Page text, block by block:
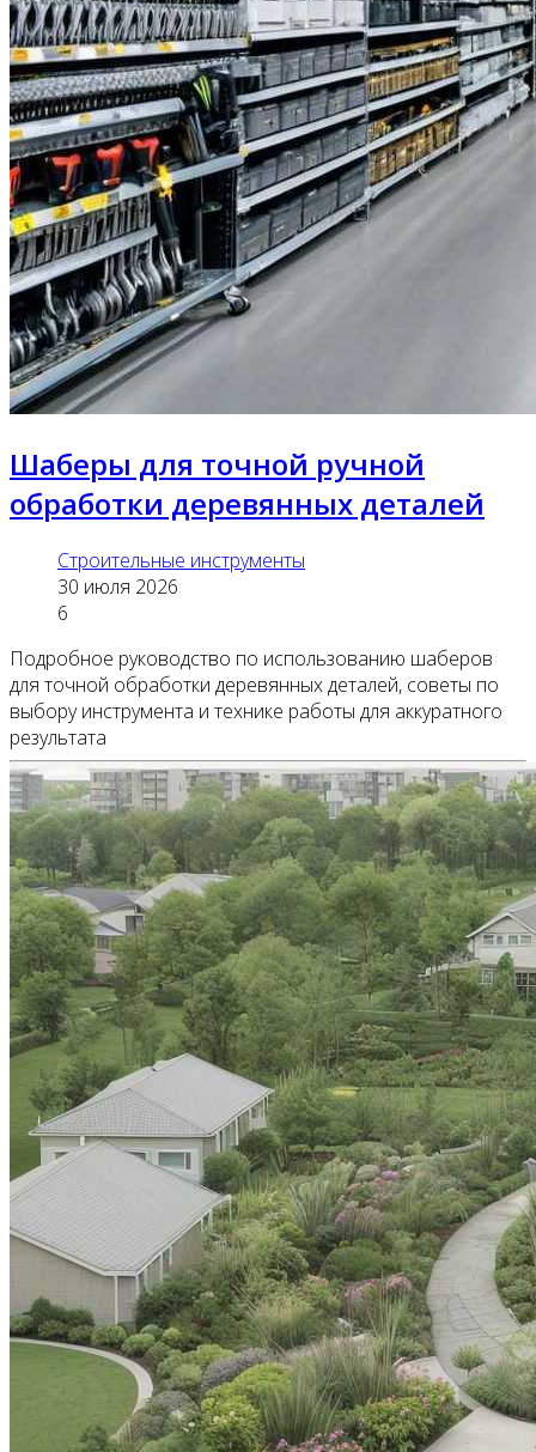
Шаберы для точной ручной
обработки деревянных деталей
Строительные инструменты
30 июля 2026
6
Подробное руководство по использованию шаберов
для точной обработки деревянных деталей, советы по
выбору инструмента и технике работы для аккуратного
результата